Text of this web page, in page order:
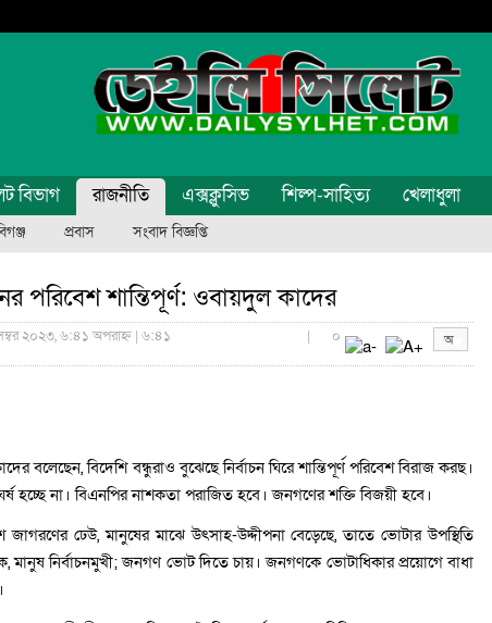
বিভাগ রাজনীতি এক্সক্লুসিভ শিল্প-সাহিত্য খেলাধুলা
প্রবাস সংবাদ বিজ্ঞপ্তি
পরিবেশ শান্তিপূর্ণ: ওবায়দুল কাদের
২০২৩, ৬:৪১ অপরাহ্ন | ৬:৪১
| ০
বিদেশি বন্ধুরাও বুঝেছে নির্বাচন ঘিরে শান্তিপূর্ণ পরিবেশ বিরাজ করছ।
হচ্ছে না। বিএনপির নাশকতা পরাজিত হবে। জনগণের শক্তি বিজয়ী হবে।
জাগরণের ঢেউ, মানুষের মাঝে উৎসাহ-উদ্দীপনা বেড়েছে, তাতে ভোটার উপস্থিতি
মানুষ নির্বাচনমুখী; জনগণ ভোট দিতে চায়। জনগণকে ভোটাধিকার প্রয়োগে বাধা